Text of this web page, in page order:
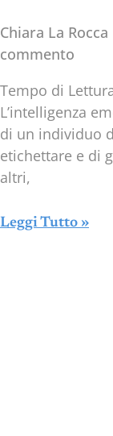
Chiara La Rocca
commento
Tempo di
L’intelligenza
di un individuo
etichettare e di
altri,
Leggi Tutto »